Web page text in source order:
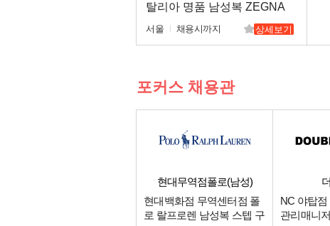
탈리아 명품 남성복 ZEGNA
신입/경력
서울 채용시까지 상세보기
포커스 채용관
현대무역점폴로(남성)
현대백화점 무역센터점 폴
로 랄프로렌 남성복 스텝 구
NC 야탑
관리매니